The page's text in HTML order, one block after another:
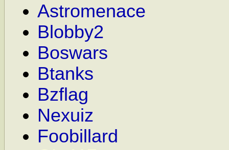
Astromenace
Blobby2
Boswars
Btanks
Bzflag
Nexuiz
Foobillard